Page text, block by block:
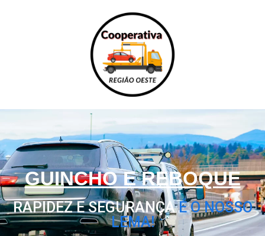
GUINCHO E REBOQUE
RAPIDEZ E SEGURANÇAÉ O NOSSO
LEMA!